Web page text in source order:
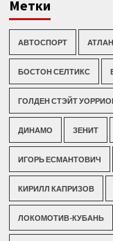
Метки
АВТОСПОРТ
БОСТОН СЕЛТИКС
ГОЛДЕН СТЭЙТ
ДИНАМО ЗЕНИТ
ИГОРЬ ЕСМАНТОВИЧ
КИРИЛЛ КАПРИЗОВ
ЛОКОМОТИВ-КУБАНЬ